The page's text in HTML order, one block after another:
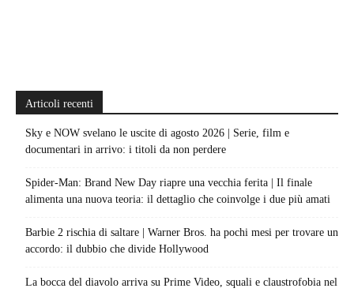
Articoli recenti
Sky e NOW svelano le uscite di agosto 2026 | Serie, film e
documentari in arrivo: i titoli da non perdere
Spider-Man: Brand New Day riapre una vecchia ferita | Il finale
alimenta una nuova teoria: il dettaglio che coinvolge i due più amati
Barbie 2 rischia di saltare | Warner Bros. ha pochi mesi per trovare un
accordo: il dubbio che divide Hollywood
La bocca del diavolo arriva su Prime Video, squali e claustrofobia nel